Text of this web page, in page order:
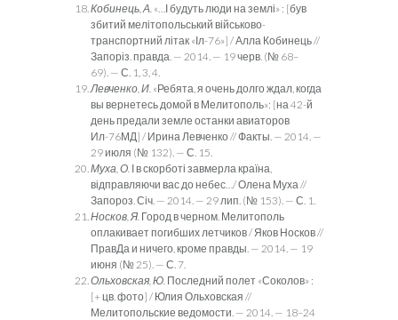
Кобинець, А. «…І будуть люди на землі» : [був
збитий меліто­поль­ський військово-
транспортний літак «Іл-76»] / Алла Кобинець //
Запоріз. правда. — 2014. — 19 черв. (№ 68–
69). — С. 1, 3, 4.
Левченко, И. «Ребята, я очень долго ждал, когда
вы вернетесь домой в Мелитополь»: [на 42-й
день предали земле останки авиаторов
Ил-76МД] / Ирина Левченко // Факты. — 2014. —
29 июля (№ 132). — С. 15.
Муха, О. І в скорботі завмерла країна,
відправляючи вас до не­бес…/ Олена Муха //
Запороз. Січ. — 2014. — 29 лип. (№ 153). — С. 1.
Носков, Я. Город в черном. Мелитополь
оплакивает погибших летчиков / Яков Носков //
ПравДа и ничего, кроме правды. — 2014. — 19
июня (№ 25). — С. 7.
Ольховская, Ю. Последний полет «Соколов» :
[+ цв. фото] / Юлия Ольховская //
Мелитопольские ведомости. — 2014. — 18–24